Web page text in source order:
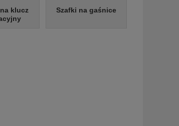
klucz
Szafki na gaśnice